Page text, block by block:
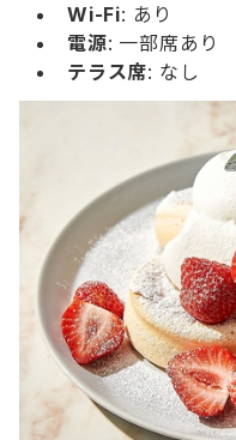
Wi-Fi: あり
電源: 一部席あり
テラス席: なし